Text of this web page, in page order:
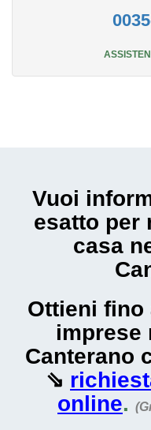
Vuoi
esatto per
casa
Ottieni fino
imprese
Canterano
⇘
online.